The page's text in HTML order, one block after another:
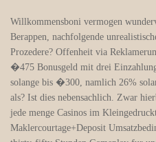
Willkommensboni vermogen
Berappen, nachfolgende
Prozedere? Offenheit via
�475 Bonusgeld mit drei
solange bis �300, namlich 26%
als? Ist dies nebensachlich. Zwar
jede menge Casinos im
Maklercourtage+Deposit